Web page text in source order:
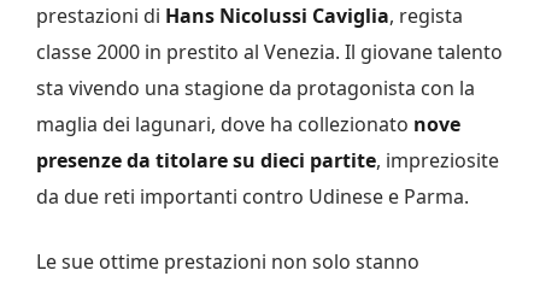
prestazioni di Hans Nicolussi Caviglia, regista
classe 2000 in prestito al Venezia. Il giovane talento
sta vivendo una stagione da protagonista con la
maglia dei lagunari, dove ha collezionato nove
presenze da titolare su dieci partite, impreziosite
da due reti importanti contro Udinese e Parma.
Le sue ottime prestazioni non solo stanno